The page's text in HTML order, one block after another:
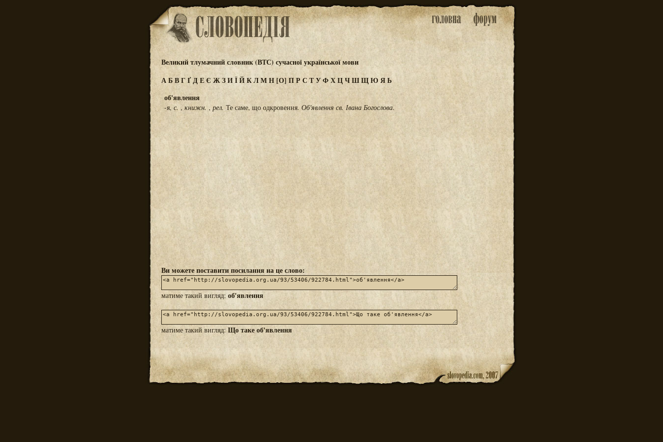
Великий тлумачний словник (ВТС) сучасної української мови
АБВГҐДЕЄ ЖЗИЇЙКЛМН[О] ПРС ТУФХЦЧШЩЮ ЯЬ
об'явлення
-я,с. , книжн. , рел. Те саме, що одкровення.Об'явлення св. Івана Богослова.
Ви можете поставити посилання на це слово:
матиме такий вигляд: об'явлення
матиме такий вигляд:Що таке об'явлення